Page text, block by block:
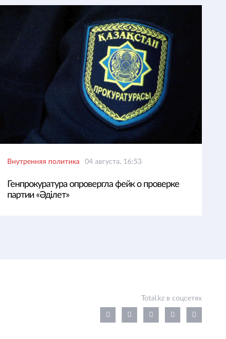
Внутренняя политика 04 августа, 16:53
Генпрокуратура опровергла фейк о проверке
партии «Әділет»
Total.kz в соцсетях